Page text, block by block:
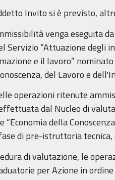
Invito si è previsto,
venga eseguita
Servizio “Attuazione degli
e il lavoro”
del Lavoro e
operazioni ritenute
dal Nucleo di
della
di pre-istruttoria tecnica,
di valutazione, le
per Azione in